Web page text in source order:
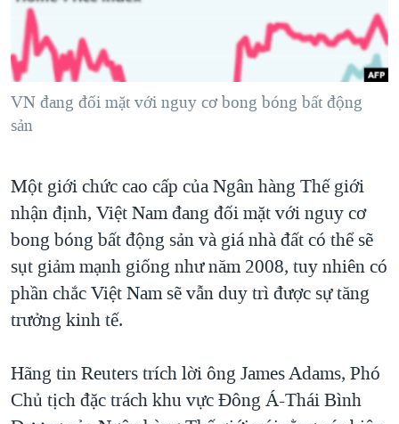
"Tìm"NGƯỜI VIỆT HẢI NGOẠI
ĐỜI SỐNG
KINH TẾ
KHOA HỌC
VĂN HOÁ
THỂ THAO
GIÁO DỤC
TẠI
HÀNH TRÌNH BẦU CỬ 2024
MỘT NĂM CHIẾN TRANH TẠI DẢI GAZA
GIẢI MÃ VÀNH ĐAI & CON ĐƯỜNG
GROUND ZERO – XƯA VÀ NAY
CHI PHÍ CHIẾN TRANH AFGHANISTAN
CÁC GIÁ TRỊ CỘNG HÒA Ở VIỆT NAM
THƯỢNG ĐỈNH TRUMP-KIM TẠI VIỆT NAM
TRỊNH VĨNH BÌNH VS. CHÍNH PHỦ VIỆT NAM
BÊN KIA QUỐC LỘ: TIẾNG VỌNG TỪ NÔNG THÔN MỸ
VIDEO
NGHE
MẠNG XÃ HỘI
Ngôn ngữ khác
VN đang đối mặt với nguy cơ bong bóng bất động
sản
Một giới chức cao cấp của Ngân hàng Thế giới
nhận định, Việt Nam đang đối mặt với nguy cơ
bong bóng bất động sản và giá nhà đất có thể sẽ
sụt giảm mạnh giống như năm 2008, tuy nhiên có
phần chắc Việt Nam sẽ vẫn duy trì được sự tăng
trưởng kinh tế.
Hãng tin Reuters trích lời ông James Adams, Phó
Chủ tịch đặc trách khu vực Đông Á-Thái Bình